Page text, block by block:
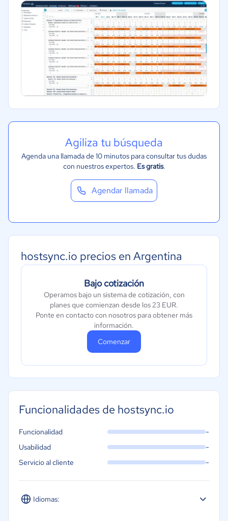
Agiliza tu búsqueda
Agenda una llamada de 10 minutos para consultar tus dudas
con nuestros expertos. Es gratis.
Agendar llamada
hostsync.io precios en Argentina
Bajo cotización
Operamos bajo un sistema de cotización, con
planes que comienzan desde los 23 EUR.
Ponte en contacto con nosotros para obtener más
información.
Comenzar
Funcionalidades de hostsync.io
Idiomas:
Funcionalidad -
Usabilidad -
Servicio al cliente -